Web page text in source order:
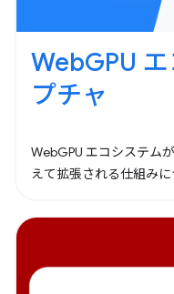
WebGPU
プチャ
WebGPU エコシステム
えて拡張される仕組みに